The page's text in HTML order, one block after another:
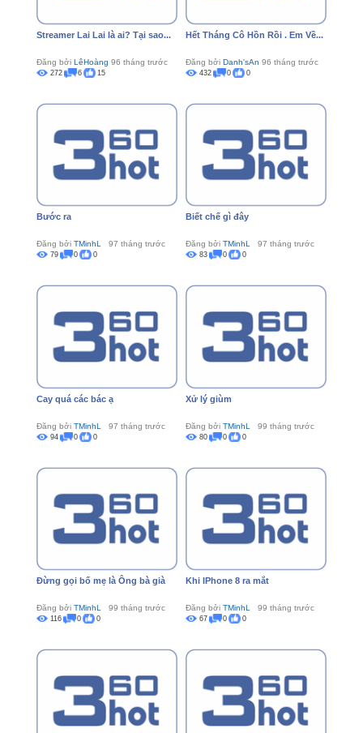
Streamer Lai Lai là ai? Tại sao...
Đăng bởi LêHoàng 96 tháng trước
272 6 15
Hết Tháng Cô Hồn Rồi . Em Về...
Đăng bởi Danh'sAn 96 tháng trước
432 0 0
Bước ra
Đăng bởi TMinhL 97 tháng trước
79 0 0
Biết chế gì đây
Đăng bởi TMinhL 97 tháng trước
83 0 0
Cay quá các bác ạ
Đăng bởi TMinhL 97 tháng trước
94 0 0
Xử lý giùm
Đăng bởi TMinhL 99 tháng trước
80 0 0
Đừng gọi bố mẹ là Ông bà già
Đăng bởi TMinhL 99 tháng trước
116 0 0
Khi IPhone 8 ra mắt
Đăng bởi TMinhL 99 tháng trước
67 0 0